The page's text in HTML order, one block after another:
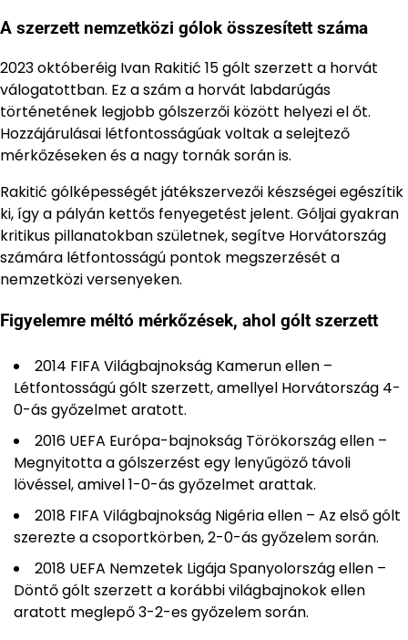
A szerzett nemzetközi gólok összesített száma
2023 októberéig Ivan Rakitić 15 gólt szerzett a horvát
válogatottban. Ez a szám a horvát labdarúgás
történetének legjobb gólszerzői között helyezi el őt.
Hozzájárulásai létfontosságúak voltak a selejtező
mérkőzéseken és a nagy tornák során is.
Rakitić gólképességét játékszervezői készségei egészítik
ki, így a pályán kettős fenyegetést jelent. Góljai gyakran
kritikus pillanatokban születnek, segítve Horvátország
számára létfontosságú pontok megszerzését a
nemzetközi versenyeken.
Figyelemre méltó mérkőzések, ahol gólt szerzett
2014 FIFA Világbajnokság Kamerun ellen –
Létfontosságú gólt szerzett, amellyel Horvátország 4-
0-ás győzelmet aratott.
2016 UEFA Európa-bajnokság Törökország ellen –
Megnyitotta a gólszerzést egy lenyűgöző távoli
lövéssel, amivel 1-0-ás győzelmet arattak.
2018 FIFA Világbajnokság Nigéria ellen – Az első gólt
szerezte a csoportkörben, 2-0-ás győzelem során.
2018 UEFA Nemzetek Ligája Spanyolország ellen –
Döntő gólt szerzett a korábbi világbajnokok ellen
aratott meglepő 3-2-es győzelem során.